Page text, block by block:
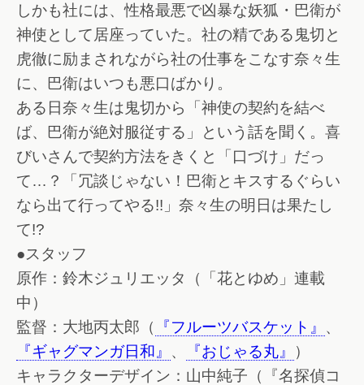
しかも社には、性格最悪で凶暴な妖狐・巴衛が
神使として居座っていた。社の精である鬼切と
虎徹に励まされながら社の仕事をこなす奈々生
に、巴衛はいつも悪口ばかり。
ある日奈々生は鬼切から「神使の契約を結べ
ば、巴衛が絶対服従する」という話を聞く。喜
びいさんで契約方法をきくと「口づけ」だっ
て…？「冗談じゃない！巴衛とキスするぐらい
なら出て行ってやる!!」奈々生の明日は果たし
て!?
●スタッフ
原作：鈴木ジュリエッタ（「花とゆめ」連載
中）
監督：大地丙太郎（
『フルーツバスケット』 、
『ギャグマンガ日和』 、 『おじゃる丸』
）
キャラクターデザイン：山中純子（『名探偵コ